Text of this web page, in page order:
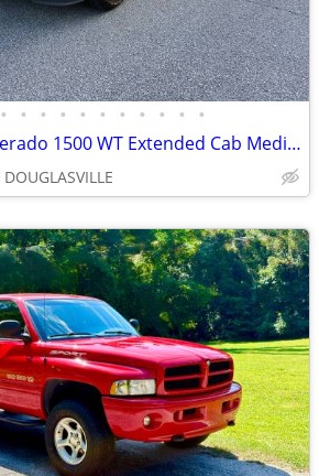
• • • • • • • • • • •
2016 Chevrolet Silverado 1500 WT Extended Cab Medium Bed 1WT
DOUGLASVILLE